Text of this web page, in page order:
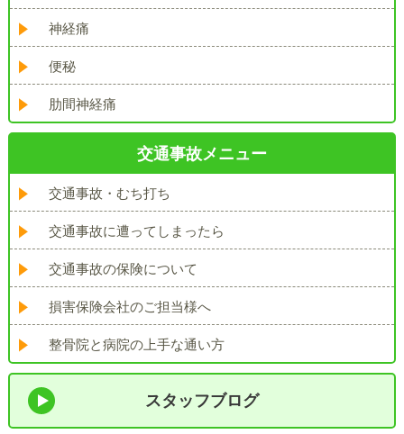
神経痛
便秘
肋間神経痛
交通事故メニュー
交通事故・むち打ち
交通事故に遭ってしまったら
交通事故の保険について
損害保険会社のご担当様へ
整骨院と病院の上手な通い方
スタッフブログ